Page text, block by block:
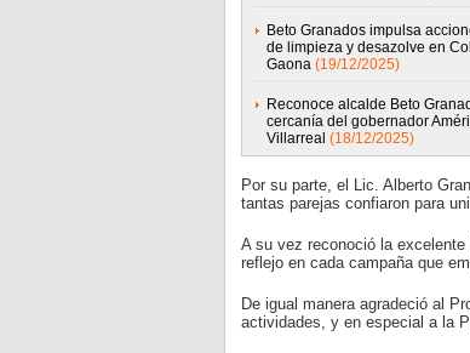
Beto Granados impulsa
de limpieza y desazolve en
Gaona (19/12/2025)
Reconoce alcalde Beto
cercanía del gobernador
Villarreal (18/12/2025)
Por su parte, el Lic. Alberto
tantas parejas confiaron para
A su vez reconoció la
reflejo en cada campaña que
De igual manera agradeció al
actividades, y en especial a la